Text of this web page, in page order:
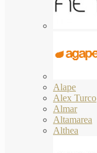
Alape
Alex Turco
Almar
Altamarea
Althea